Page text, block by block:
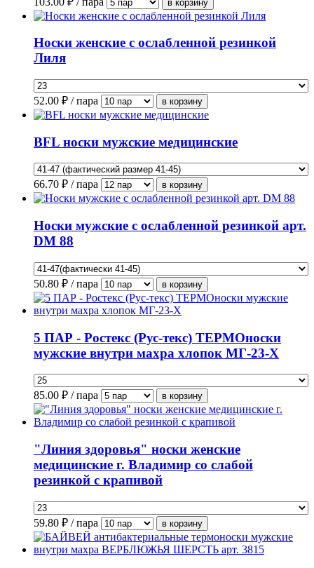
Носки женские с ослабленной резинкой
Лиля
52.00 ₽ / пара
BFL носки мужские медицинские
66.70 ₽ / пара
Носки мужские с ослабленной резинкой арт.
DM 88
50.80 ₽ / пара
5 ПАР - Ростекс (Рус-текс) ТЕРМОноски
мужские внутри махра хлопок МГ-23-Х
85.00 ₽ / пара
"Линия здоровья" носки женские
медицинские г. Владимир со слабой
резинкой с крапивой
59.80 ₽ / пара